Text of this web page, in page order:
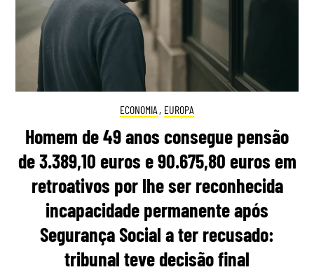
ECONOMIA , EUROPA
Homem de 49 anos consegue pensão
de 3.389,10 euros e 90.675,80 euros em
retroativos por lhe ser reconhecida
incapacidade permanente após
Segurança Social a ter recusado:
tribunal teve decisão final